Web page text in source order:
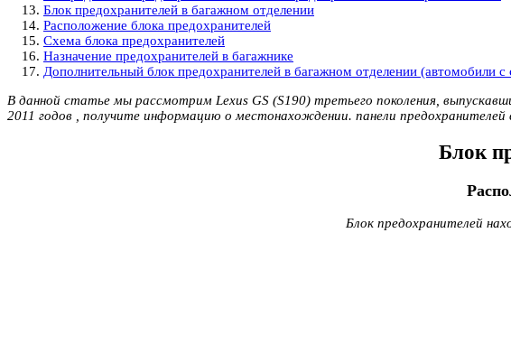
Блок предохранителей в багажном отделении
Расположение блока предохранителей
Схема блока предохранителей
Назначение предохранителей в багажнике
Дополнительный блок предохранителей в багажном отделении (автомобили с
В данной статье мы рассмотрим Lexus GS (S190) третьего поколения,
2011 годов , получите информацию о местонахождении. панели
Блок
Блок предохранителей